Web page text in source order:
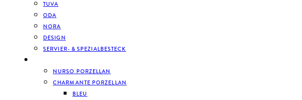
TUVA
ODA
NORA
DESIGN
SERVIER- & SPEZIALBESTECK
NURSO PORZELLAN
CHARMANTE PORZELLAN
BLEU